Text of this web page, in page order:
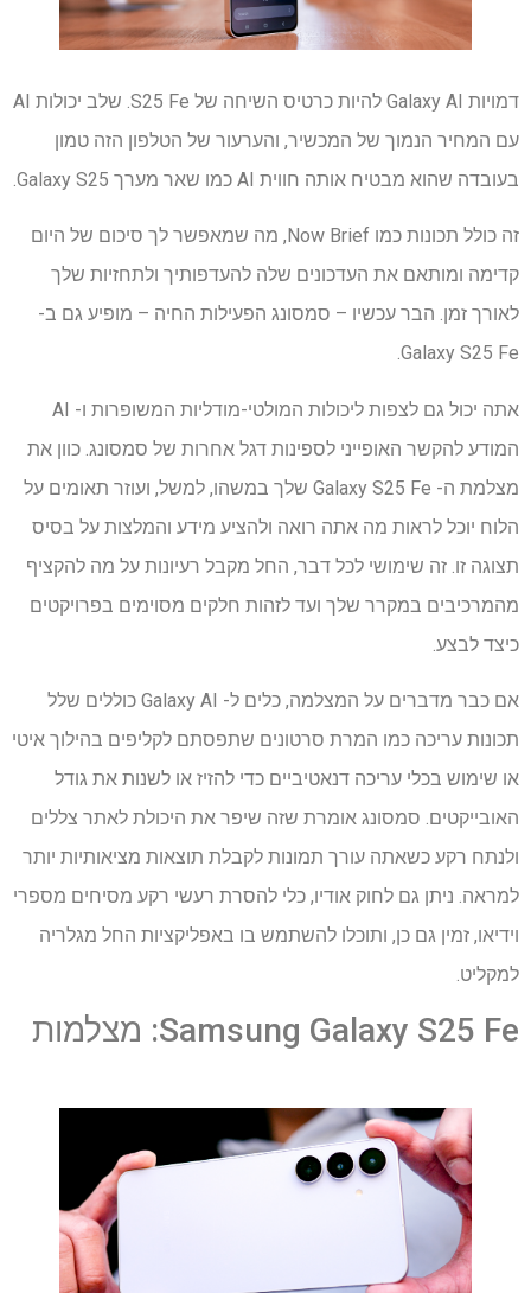
דמויות Galaxy AI להיות כרטיס השיחה של S25 Fe. שלב יכולות AI
עם המחיר הנמוך של המכשיר, והערעור של הטלפון הזה טמון
בעובדה שהוא מבטיח אותה חווית AI כמו שאר מערך Galaxy S25.
זה כולל תכונות כמו Now Brief, מה שמאפשר לך סיכום של היום
קדימה ומותאם את העדכונים שלה להעדפותיך ולתחזיות שלך
לאורך זמן. הבר עכשיו – סמסונג הפעילות החיה – מופיע גם ב-
Galaxy S25 Fe.
אתה יכול גם לצפות ליכולות המולטי-מודליות המשופרות ו- AI
המודע להקשר האופייני לספינות דגל אחרות של סמסונג. כוון את
מצלמת ה- Galaxy S25 Fe שלך ​​במשהו, למשל, ועוזר תאומים על
הלוח יוכל לראות מה אתה רואה ולהציע מידע והמלצות על בסיס
תצוגה זו. זה שימושי לכל דבר, החל מקבל רעיונות על מה להקציף
מהמרכיבים במקרר שלך ועד לזהות חלקים מסוימים בפרויקטים
כיצד לבצע.
אם כבר מדברים על המצלמה, כלים ל- Galaxy AI כוללים שלל
תכונות עריכה כמו המרת סרטונים שתפסתם לקליפים בהילוך איטי
או שימוש בכלי עריכה דנאטיביים כדי להזיז או לשנות את גודל
האובייקטים. סמסונג אומרת שזה שיפר את היכולת לאתר צללים
ולנתח רקע כשאתה עורך תמונות לקבלת תוצאות מציאותיות יותר
למראה. ניתן גם לחוק אודיו, כלי להסרת רעשי רקע מסיחים מספרי
וידיאו, זמין גם כן, ותוכלו להשתמש בו באפליקציות החל מגלריה
למקליט.
Samsung Galaxy S25 Fe: מצלמות